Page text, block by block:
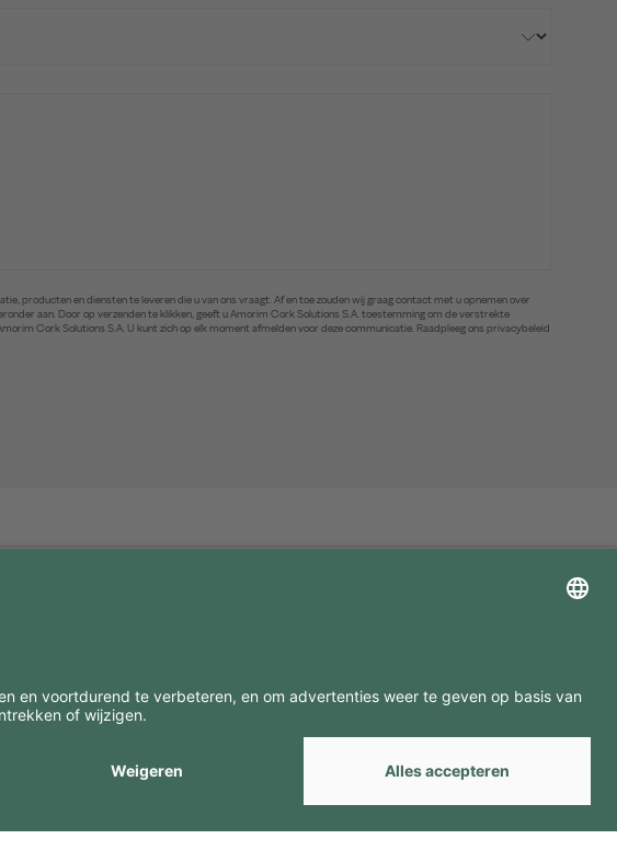
producten en diensten te leveren die u van ons vraagt. Af en toe zouden wij graag contact met u opnemen over
aan. Door op verzenden te klikken, geeft u Amorim Cork Solutions S.A. toestemming om de verstrekte
Cork Solutions S.A. U kunt zich op elk moment afmelden voor deze communicatie. Raadpleeg ons privacybeleid
byWebcomum